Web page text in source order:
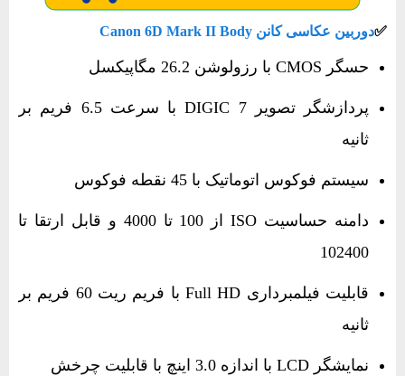
✅​دوربین عکاسی کانن Canon 6D Mark II Body
حسگر CMOS با رزولوشن 26.2 مگاپیکسل
پردازشگر تصویر DIGIC 7 با سرعت 6.5 فریم بر
ثانیه
سیستم فوکوس اتوماتیک با 45 نقطه فوکوس
دامنه حساسیت ISO از 100 تا 4000 و قابل ارتقا تا
102400
قابلیت فیلمبرداری Full HD با فریم ریت 60 فریم بر
ثانیه
نمایشگر LCD با اندازه 3.0 اینچ با قابلیت چرخش